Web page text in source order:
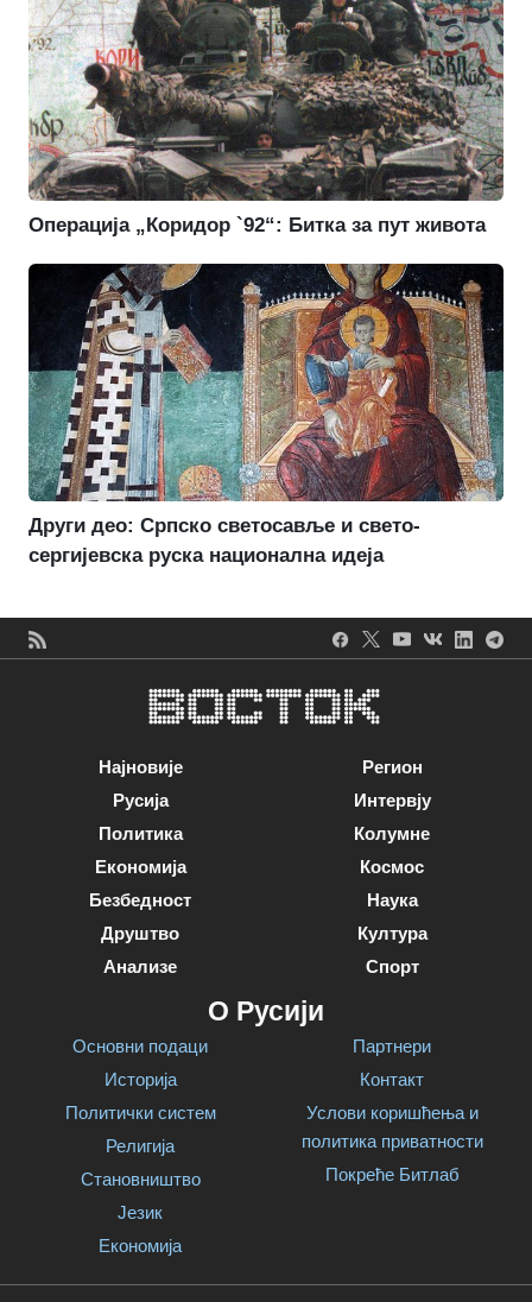
Операција „Коридор `92“: Битка за пут живота
Други део: Српско светосавље и свето-
сергијевска руска национална идеја
Најновије
Русија
Политика
Економија
Безбедност
Друштво
Анализе
Регион
Интервју
Колумне
Космос
Наука
Култура
Спорт
О Русији
Основни подаци
Историја
Политички систем
Религија
Становништво
Језик
Економија
Партнери
Контакт
Услови коришћења и
политика приватности
Покреће Битлаб